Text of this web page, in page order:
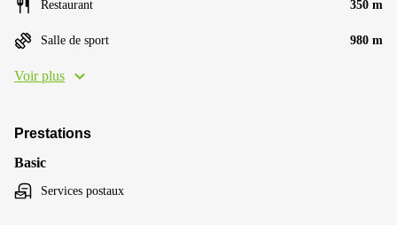
Restaurant 350 m
Salle de sport 980 m
Voir plus
Prestations
Basic
Services postaux